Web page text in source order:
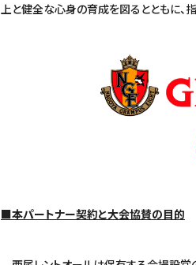
上と健全な心身の育成を図るとともに、
■本パートナー契約と大会協賛の目的